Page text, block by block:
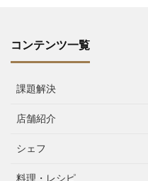
コンテンツ一覧
課題解決
店舗紹介
シェフ
料理・レシピ